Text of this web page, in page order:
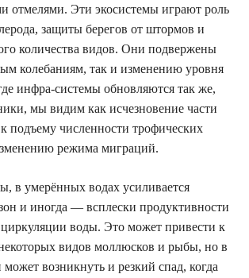
отмелями. Эти экосистемы играют роль
защиты берегов от штормов и
количества видов. Они подвержены
колебаниям, так и изменению уровня
инфра-системы обновляются так же,
мы видим как исчезновение части
подъему численности трофических
режима миграций.
в умерённых водах усиливается
и иногда — всплески продуктивности
циркуляции воды. Это может привести к
видов моллюсков и рыбы, но в
возникнуть и резкий спад, когда